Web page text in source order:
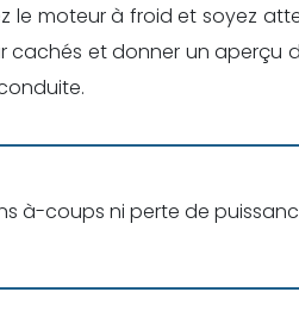
moteur à froid et soyez
cachés et donner un aperçu
à-coups ni perte de